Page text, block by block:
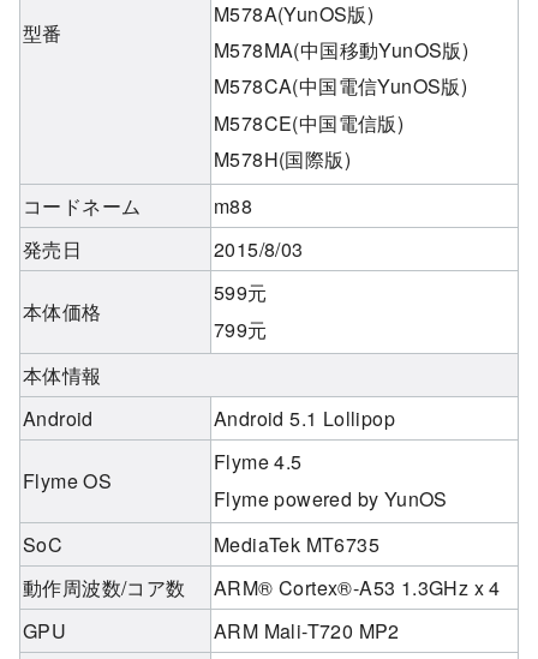
型番
M578A(YunOS版)
M578MA(中国移動YunOS版)
M578CA(中国電信YunOS版)
M578CE(中国電信版)
M578H(国際版)
コードネーム
m88
発売日
2015/8/03
本体価格
599元
799元
本体情報
Android
Android 5.1 Lollipop
Flyme OS
Flyme 4.5
Flyme powered by YunOS
SoC
MediaTek MT6735
動作周波数/コア数
ARM® Cortex®-A53 1.3GHz x 4
GPU
ARM Mali-T720 MP2